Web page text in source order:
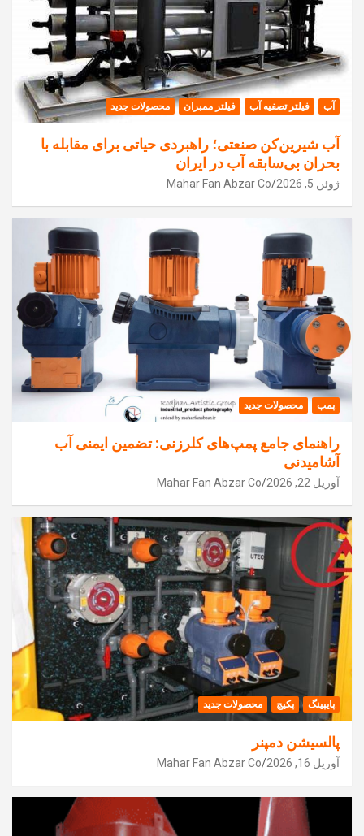
آب فیلتر تصفیه آب فیلتر ممبران محصولات جدید
آب شیرین‌کن صنعتی؛ راهبردی حیاتی برای مقابله با
بحران بی‌سابقه آب در ایران
ژوئن 5, 2026 Mahar Fan Abzar Co
پمپ محصولات جدید
راهنمای جامع پمپ‌های کلرزنی: تضمین ایمنی آب
آشامیدنی
آوریل 22, 2026 Mahar Fan Abzar Co
پایپینگ پکیج محصولات جدید
پالسیشن دمپنر
آوریل 16, 2026 Mahar Fan Abzar Co